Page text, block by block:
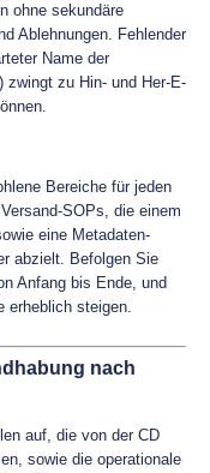
ohne sekundäre
Ablehnungen. Fehlender
Name der
zwingt zu Hin- und Her-E-
Bereiche für jeden
SOPs, die einem
eine Metadaten-
abzielt. Befolgen Sie
Anfang bis Ende, und
erheblich steigen.
nach
auf, die von der CD
sowie die operationale